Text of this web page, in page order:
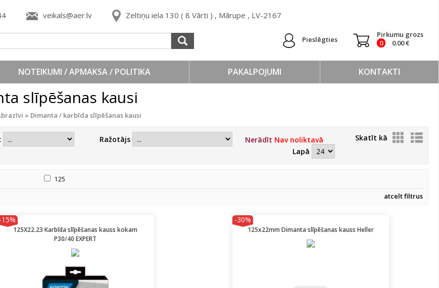
veikals@aer.lv Zeltiņu iela 130 ( 8 Vārti ) , Mārupe , LV-2167
Pieslēgties
Pirkumu grozs
0
0.00€
NOTEIKUMI / APMAKSA / POLITIKA PAKALPOJUMI KONTAKTI
slīpēšanas kausi
» Dimanta / karbīda slīpēšanas kausi
Ražotājs Skatīt kā
Nerādīt Nav noliktavā
Lapā
125
atcelt filtrus
-15%
125X22.23 Karbīda slīpēšanas kauss kokam
P30/40 EXPERT
-30%
125x22mm Dimanta slīpēšanas kauss Heller